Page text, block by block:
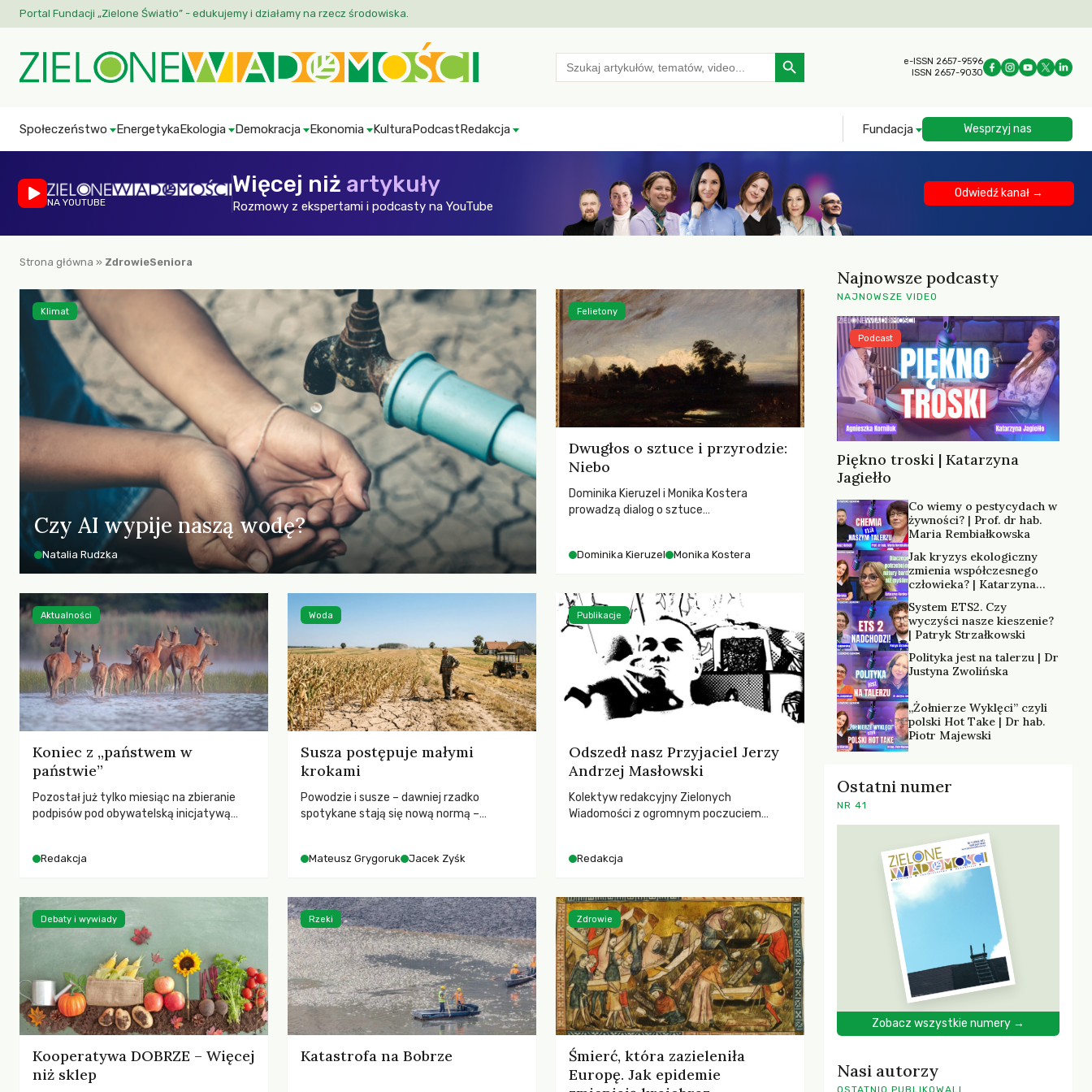
Portal Fundacji „Zielone Światło” - edukujemy i działamy na rzecz środowiska.
Search
for:
Search Button
e-ISSN 2657-9596
ISSN 2657-9030
Społeczeństwo EnergetykaEkologia Demokracja Ekonomia KulturaPodcastRedakcja Fundacja Wesprzyj nas
NA YOUTUBE
Więcej niż artykuły
Rozmowy z ekspertami i podcasty na YouTube
Odwiedź kanał →
Strona główna » ZdrowieSeniora
Czy AI wypije naszą wodę?
Natalia Rudzka
Klimat
Dwugłos o sztuce i przyrodzie:
Niebo
Dominika Kieruzel i Monika Kostera
prowadzą dialog o sztuce
wrażliwość, odczuwanie przestrzeni oraz
Dominika Kieruzel Monika Kostera
Felietony
Koniec z „państwem w
państwie”
Pozostał już tylko miesiąc na zbieranie
podpisów pod obywatelską inicjatywą
pełną mobilizację, ponieważ projekt
rozwiązania dla przyrody i zwierząt,
radykalnie zmieniając dotychczasowy
paradygmat funkcjonowania łowiectwa w
Polsce.
Redakcja
Aktualności
Susza postępuje małymi
krokami
Powodzie i susze – dawniej rzadko
spotykane stają się nową normą –
SGGW.
Mateusz Grygoruk Jacek Zyśk
Woda
Odszedł nasz Przyjaciel Jerzy
Andrzej Masłowski
Kolektyw redakcyjny Zielonych
Wiadomości z ogromnym poczuciem
kochanego Opiekuna, Mecenasa i Mentora.
Redakcja
Publikacje
Kooperatywa DOBRZE – Więcej
niż sklep
Debaty i wywiady
Katastrofa na Bobrze
Rzeki
Śmierć, która zazieleniła
Europę. Jak epidemie
Zdrowie
Najnowsze podcasty
NAJNOWSZE VIDEO
Piękno troski | Katarzyna
Jagiełło
Podcast
Co wiemy o pestycydach w
żywności? | Prof. dr hab.
Maria Rembiałkowska
Jak kryzys ekologiczny
zmienia współczesnego
człowieka? | Katarzyna
System ETS2. Czy
wyczyści nasze kieszenie?
| Patryk Strzałkowski
Polityka jest na talerzu | Dr
Justyna Zwolińska
„Żołnierze Wyklęci” czyli
polski Hot Take | Dr hab.
Piotr Majewski
Ostatni numer
NR 41
Zobacz wszystkie numery →
Nasi autorzy
OSTATNIO PUBLIKOWALI